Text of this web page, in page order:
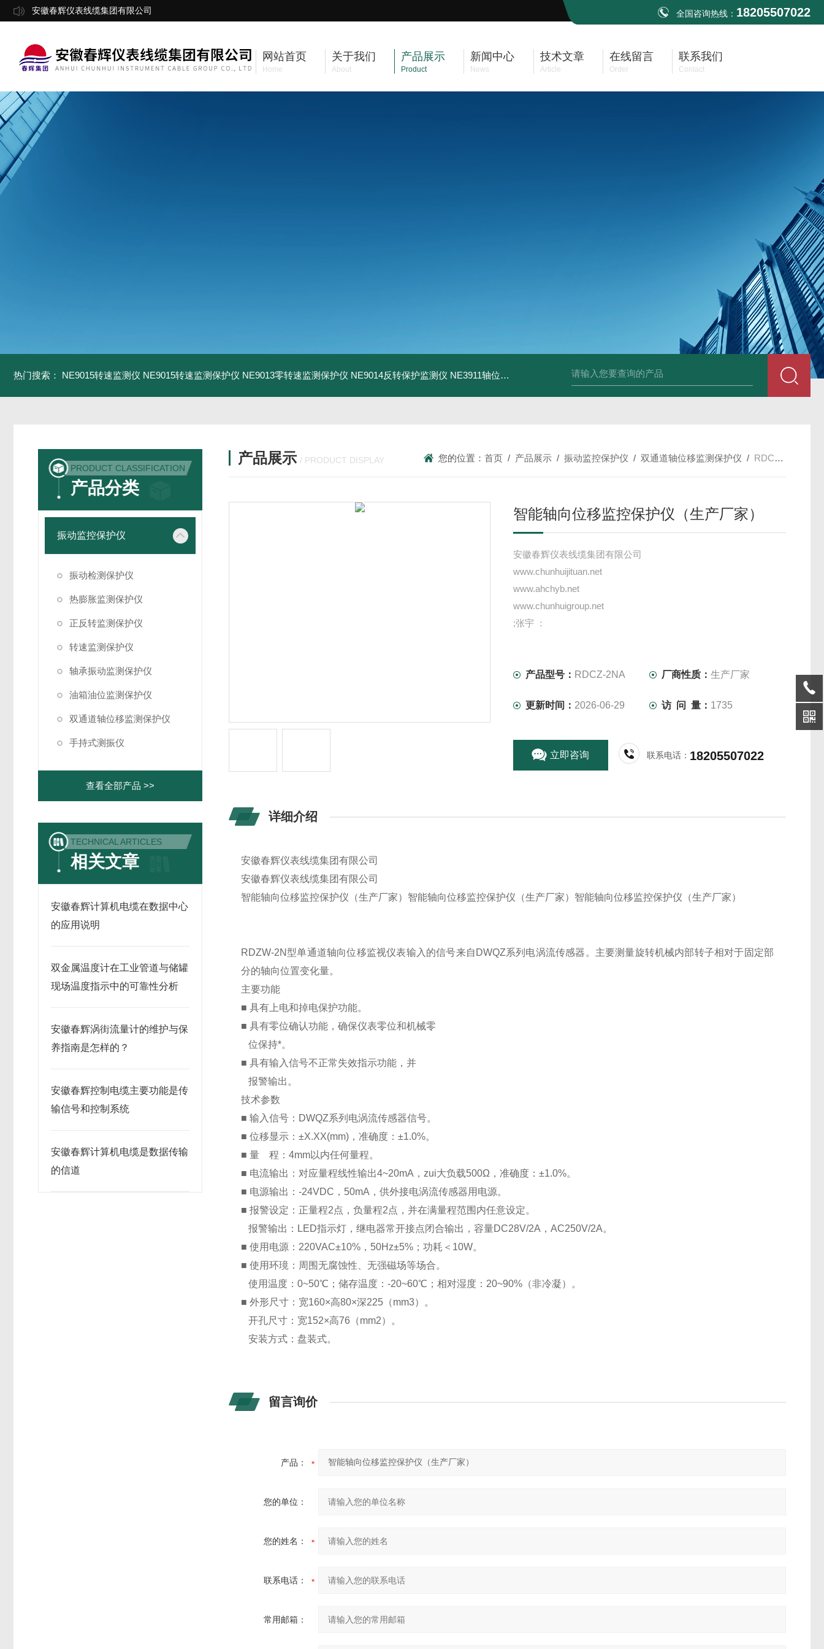
安徽春辉仪表线缆集团有限公司 全国咨询热线： 18205507022
网站首页
Home
关于我们
About
产品展示
Product
新闻中心
News
技术文章
Article
在线留言
Order
联系我们
Contact
热门搜索： NE9015转速监测仪 NE9015转速监测保护仪 NE9013零转速监测保护仪 NE9014反转保护监测仪 NE3911轴位移变送器 NE3931热膨胀变送器 NE3941E轴承振动速度变送器 NE3951E轴承
PRODUCT CLASSIFICATION
产品分类
振动监控保护仪
振动检测保护仪
热膨胀监测保护仪
正反转监测保护仪
转速监测保护仪
轴承振动监测保护仪
油箱油位监测保护仪
双通道轴位移监测保护仪
手持式测振仪
查看全部产品 >>
TECHNICAL ARTICLES
相关文章
安徽春辉计算机电缆在数据中心
的应用说明
双金属温度计在工业管道与储罐
现场温度指示中的可靠性分析
安徽春辉涡街流量计的维护与保
养指南是怎样的？
安徽春辉控制电缆主要功能是传
输信号和控制系统
安徽春辉计算机电缆是数据传输
的信道
产品展示 / PRODUCT DISPLAY 您的位置：首页 / 产品展示 /振动监控保护仪 / 双通道轴位移监测保护仪 / RDCZ-2NA智能轴向位移监控保护仪（生产厂家）
智能轴向位移监控保护仪（生产厂家）
安徽春辉仪表线缆集团有限公司
www.chunhuijituan.net
www.ahchyb.net
www.chunhuigroup.net
;张宇 ：
振动速度传感器
风机报警器
产品型号： RDCZ-2NA 厂商性质：生产厂家
更新时间： 2026-06-29 访 问 量： 1735
立即咨询 联系电话： 18205507022
详细介绍
安徽春辉仪表线缆集团有限公司
安徽春辉仪表线缆集团有限公司
智能轴向位移监控保护仪（生产厂家）智能轴向位移监控保护仪（生产厂家）智能轴向位移监控保护仪（生产厂家）
RDZW-2N型单通道轴向位移监视仪表输入的信号来自DWQZ系列电涡流传感器。主要测量旋转机械内部转子相对于固定部
分的轴向位置变化量。
主要功能
■ 具有上电和掉电保护功能。
■ 具有零位确认功能，确保仪表零位和机械零
位保持*。
■ 具有输入信号不正常失效指示功能，并
报警输出。
技术参数
■ 输入信号：DWQZ系列电涡流传感器信号。
■ 位移显示：±X.XX(mm)，准确度：±1.0%。
■ 量 程：4mm以内任何量程。
■ 电流输出：对应量程线性输出4~20mA，zui大负载500Ω，准确度：±1.0%。
■ 电源输出：-24VDC，50mA，供外接电涡流传感器用电源。
■ 报警设定：正量程2点，负量程2点，并在满量程范围内任意设定。
报警输出：LED指示灯，继电器常开接点闭合输出，容量DC28V/2A，AC250V/2A。
■ 使用电源：220VAC±10%，50Hz±5%；功耗＜10W。
■ 使用环璄：周围无腐蚀性、无强磁场等场合。
使用温度：0~50℃；储存温度：-20~60℃；相对湿度：20~90%（非冷凝）。
■ 外形尺寸：宽160×高80×深225（mm3）。
开孔尺寸：宽152×高76（mm2）。
安装方式：盘装式。
留言询价
产品：
您的单位：
您的姓名：
联系电话：
常用邮箱：